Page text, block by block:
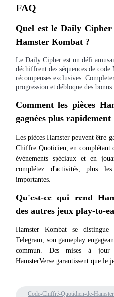
Deposit & Trade BTC to
Share 500000 CASHCAT
Exclusive for BitMart Users
Precious Metals Trading
USDT New User Exclusive
USDT Flexible Staking |
BTC New User Exclusive:
FAQ
Quel est le Daily Cipher
Hamster Kombat ?
Le Daily Cipher est un défi
déchiffrent des séquences de code
récompenses exclusives.
progression et débloque des bonus
Comment les pièces
gagnées plus rapidement
Les pièces Hamster peuvent être
Chiffre Quotidien, en complétant
événements spéciaux et en
complétez d'activités, plus
importantes.
Qu'est-ce qui rend
des autres jeux play-to-
Hamster Kombat se
Telegram, son gameplay
commun. Des mises à jour
HamsterVerse garantissent que le
Code-Chiffré-Quotidien-de-